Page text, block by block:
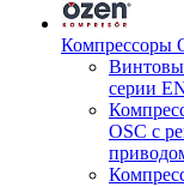
Компрессоры
серии
OSC с